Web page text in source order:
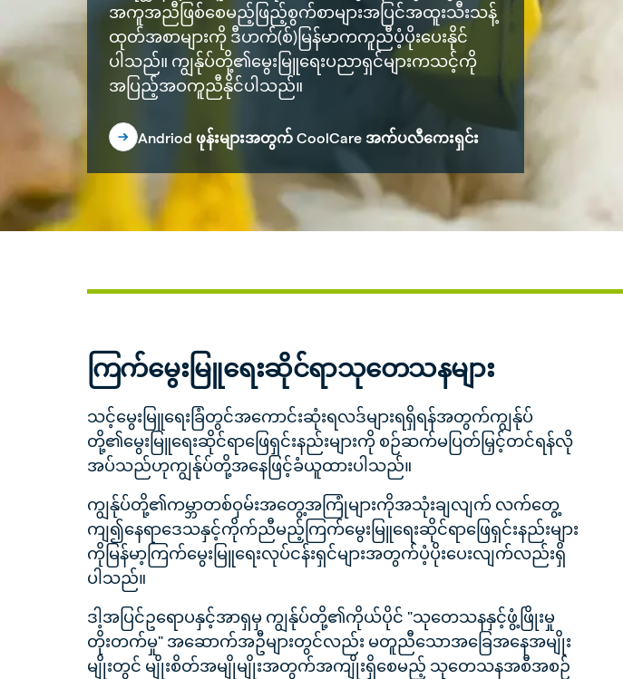
အကူအညီဖြစ်စေမည့်ဖြည့်စွက်စာများအပြင်အထူးသီးသန့်
ထုတ်အစာများကို ဒီဟက်(စ်)မြန်မာကကူညီပံ့ပိုးပေးနိုင်
ပါသည်။ ကျွန်ုပ်တို့၏မွေးမြူရေးပညာရှင်များကသင့်ကို
အပြည့်အဝကူညီနိုင်ပါသည်။
Andriod ဖုန်းများအတွက် CoolCare အက်ပလီကေးရှင်း
ကြက်မွေးမြူရေးဆိုင်ရာသုတေသနများ
သင့်မွေးမြူရေးခြံတွင်အကောင်းဆုံးရလဒ်များရရှိရန်အတွက်ကျွန်ုပ်
တို့၏မွေးမြူရေးဆိုင်ရာဖြေရှင်းနည်းများကို စဉ်ဆက်မပြတ်မြှင့်တင်ရန်လို
အပ်သည်ဟုကျွန်ုပ်တို့အနေဖြင့်ခံယူထားပါသည်။
ကျွန်ုပ်တို့၏ကမ္ဘာတစ်ဝှမ်းအတွေ့အကြုံများကိုအသုံးချလျက် လက်တွေ့
ကျ၍နေရာဒေသနှင့်ကိုက်ညီမည့်ကြက်မွေးမြူရေးဆိုင်ရာဖြေရှင်းနည်းများ
ကိုမြန်မာ့ကြက်မွေးမြူရေးလုပ်ငန်းရှင်များအတွက်ပံ့ပိုးပေးလျက်လည်းရှိ
ပါသည်။
ဒါ့အပြင်ဥရောပနှင့်အာရှမှ ကျွန်ုပ်တို့၏ကိုယ်ပိုင် "သုတေသနနှင့်ဖွံ့ဖြိုးမှု
တိုးတက်မှု" အဆောက်အဦများတွင်လည်း မတူညီသောအခြေအနေအမျိုး
မျိုးတွင် မျိုးစိတ်အမျိုမျိုးအတွက်အကျိုးရှိစေမည့် သုတေသနအစီအစဉ်